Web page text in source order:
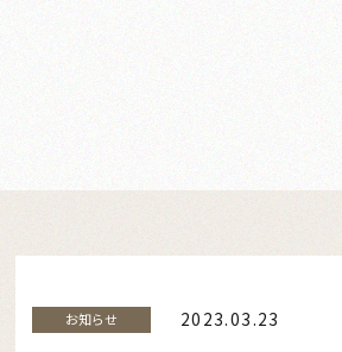
お知らせ 2023.03.23